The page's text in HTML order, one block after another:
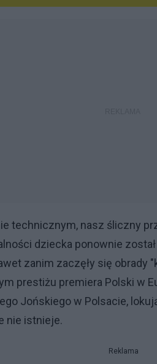
technicznym, nasz śliczny
dziecka ponownie
zanim zaczęły się obrady
prestiżu premiera Polski w
Jońskiego w Polsacie,
nie istnieje.
Reklama